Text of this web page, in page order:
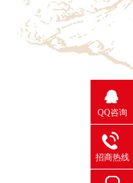
QQ咨询
招商热线